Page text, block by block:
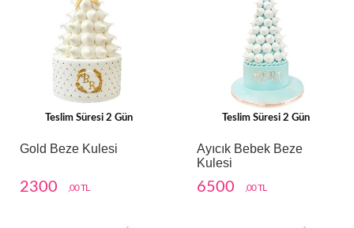
Teslim Süresi 2 Gün
Gold Beze Kulesi
2300 ,00 TL
Teslim Süresi 2 Gün
Ayıcık Bebek Beze
Kulesi
6500 ,00 TL